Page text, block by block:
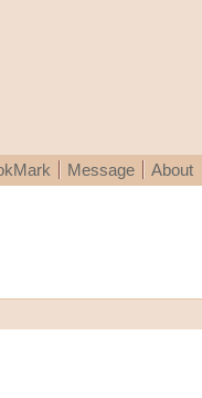
Message About